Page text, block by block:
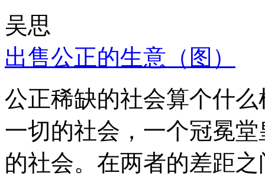
吴思
出售公正的生意（图）
公正稀缺的社会算个什
一切的社会，一个冠冕
的社会。在两者的差距